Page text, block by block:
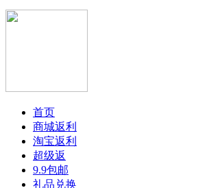
首页
商城返利
淘宝返利
超级返
9.9包邮
礼品兑换